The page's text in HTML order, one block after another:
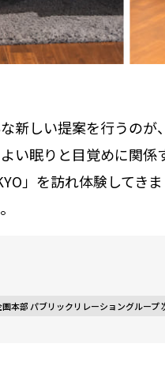
新しい提案を行うの
い眠りと目覚めに関
」を訪れ体験して
本部 パブリックリレーショングループ